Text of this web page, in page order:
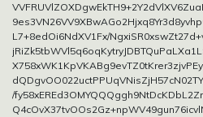
L7+8edOi6NdXV1Fx/
/